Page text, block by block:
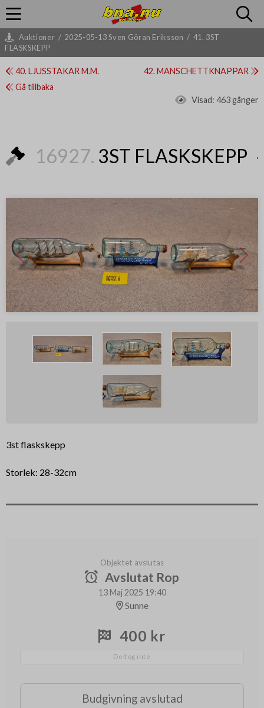
Auktioner / 2025-05-13 Sven Göran Eriksson / 41. 3ST
FLASKSKEPP
40. LJUSSTAKAR M.M.
42. MANSCHETTKNAPPAR
Gå tillbaka
Visad: 463 gånger
16927. 3ST FLASKSKEPP
3st flaskskepp
Storlek: 28-32cm
Objektet avslutas
Avslutat Rop
13 Maj 2025 19:40
Sunne
400 kr
Deltog inte
Budgivning avslutad